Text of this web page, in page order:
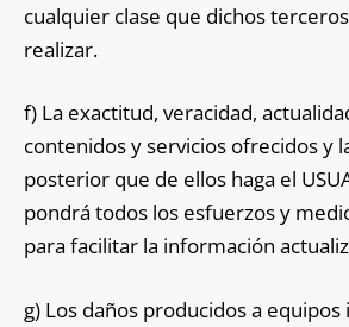
cualquier clase que dichos
realizar.
f) La exactitud, veracidad,
contenidos y servicios ofrecidos y
posterior que de ellos haga el
pondrá todos los esfuerzos y
para facilitar la información
g) Los daños producidos a